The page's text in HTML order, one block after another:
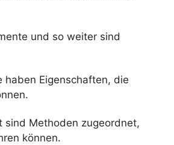
und so weiter sind
haben Eigenschaften, die
sind Methoden zugeordnet,
können.